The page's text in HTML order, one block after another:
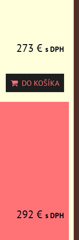
273 € s DPH
DO KOŠÍKA
292 € s DPH